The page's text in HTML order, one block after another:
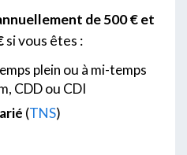
de 500 € et
si vous êtes :
plein ou à mi-temps
CDD ou CDI
(TNS)